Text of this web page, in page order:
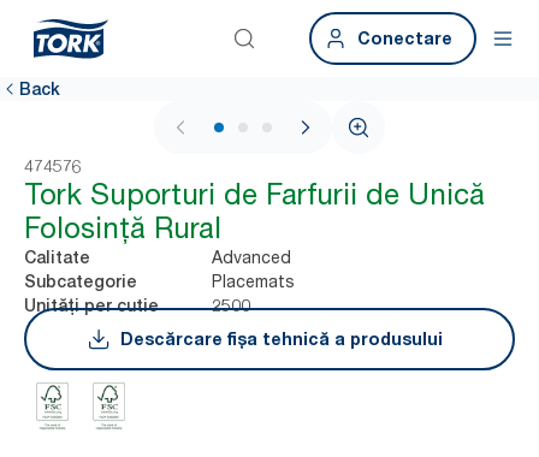
Conectare
Back
1 / 3
474576
Tork Suporturi de Farfurii de Unică
Folosință Rural
Calitate Advanced
Subcategorie Placemats
Unități per cutie
2500
Descărcare fișa tehnică a produsului